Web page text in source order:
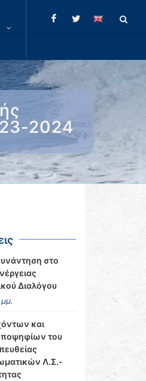
2024
στο
Διαλόγου
και
του
Λ.Σ.-